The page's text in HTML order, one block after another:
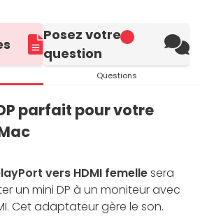
Posez votre
question
Questions
parfait pour votre
vers HDMI femellesera
un mini DP à un moniteur avec
Cet adaptateur gère le son.